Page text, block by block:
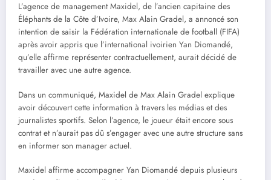
L’agence de management Maxidel, de l’ancien capitaine des
Éléphants de la Côte d’Ivoire, Max Alain Gradel, a annoncé son
intention de saisir la Fédération internationale de football (FIFA)
après avoir appris que l’international ivoirien Yan Diomandé,
qu’elle affirme représenter contractuellement, aurait décidé de
travailler avec une autre agence.
Dans un communiqué, Maxidel de Max Alain Gradel explique
avoir découvert cette information à travers les médias et des
journalistes sportifs. Selon l’agence, le joueur était encore sous
contrat et n’aurait pas dû s’engager avec une autre structure sans
en informer son manager actuel.
Maxidel affirme accompagner Yan Diomandé depuis plusieurs